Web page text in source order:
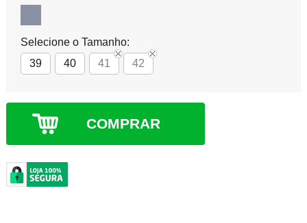
Selecione o Tamanho:
39
40 41 42
COMPRAR